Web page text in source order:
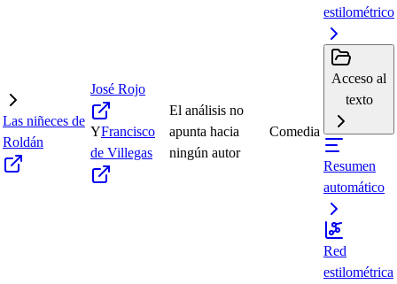
Las niñeces de
Roldán
José Rojo
YFrancisco
de Villegas
El análisis no
apunta hacia
ningún autor
Comedia
estilométrico
Acceso al
texto
Resumen
automático
Red
estilométrica